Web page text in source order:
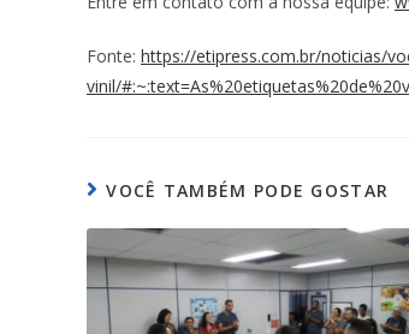
Fonte: https://etipress.com.br/noticias/
vinil/
VOCÊ TAMBÉM PODE GOSTAR